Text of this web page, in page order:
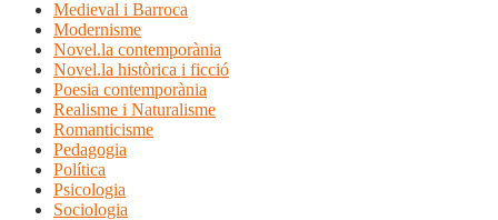
Medieval i Barroca
Modernisme
Novel.la contemporània
Novel.la històrica i ficció
Poesia contemporània
Realisme i Naturalisme
Romanticisme
Pedagogia
Política
Psicologia
Sociologia